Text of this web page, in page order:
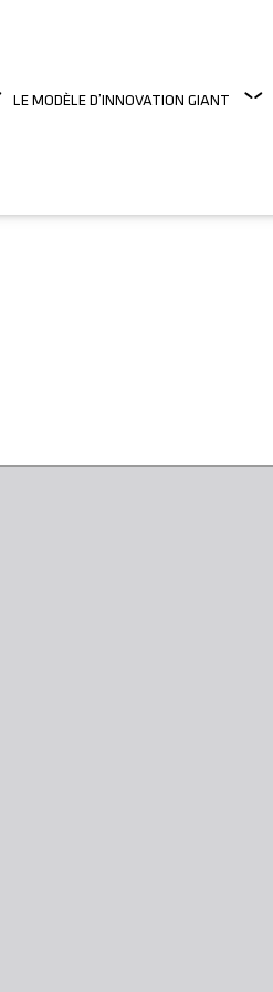
LE MODÈLE D’INNOVATION GIANT